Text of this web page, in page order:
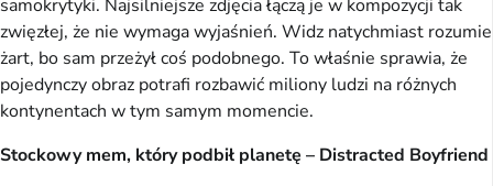
samokrytyki. Najsilniejsze zdjęcia łączą je w kompozycji tak
zwięzłej, że nie wymaga wyjaśnień. Widz natychmiast rozumie
żart, bo sam przeżył coś podobnego. To właśnie sprawia, że
pojedynczy obraz potrafi rozbawić miliony ludzi na różnych
kontynentach w tym samym momencie.
Stockowy mem, który podbił planetę – Distracted Boyfriend